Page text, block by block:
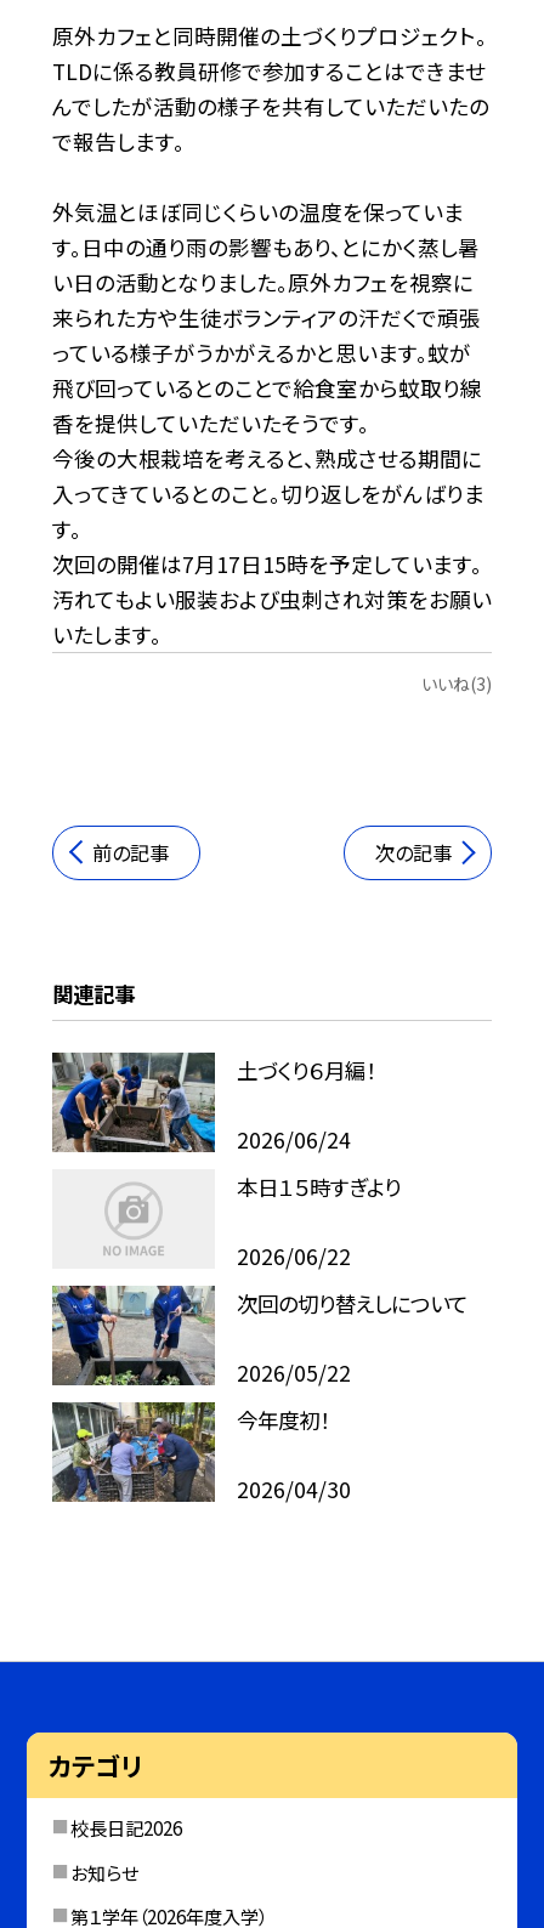
原外カフェと同時開催の土づくりプロジェクト。
TLDに係る教員研修で参加することはできませ
んでしたが活動の様子を共有していただいたの
で報告します。
外気温とほぼ同じくらいの温度を保っていま
す。日中の通り雨の影響もあり、とにかく蒸し暑
い日の活動となりました。原外カフェを視察に
来られた方や生徒ボランティアの汗だくで頑張
っている様子がうかがえるかと思います。蚊が
飛び回っているとのことで給食室から蚊取り線
香を提供していただいたそうです。
今後の大根栽培を考えると、熟成させる期間に
入ってきているとのこと。切り返しをがんばりま
す。
次回の開催は7月17日15時を予定しています。
汚れてもよい服装および虫刺され対策をお願い
いたします。
いいね(3)
前の記事 次の記事
関連記事
土づくり６月編！
2026/06/24
本日１５時すぎより
2026/06/22
次回の切り替えしについて
2026/05/22
今年度初！
2026/04/30
カテゴリ
校長日記2026
お知らせ
第１学年（2026年度入学）